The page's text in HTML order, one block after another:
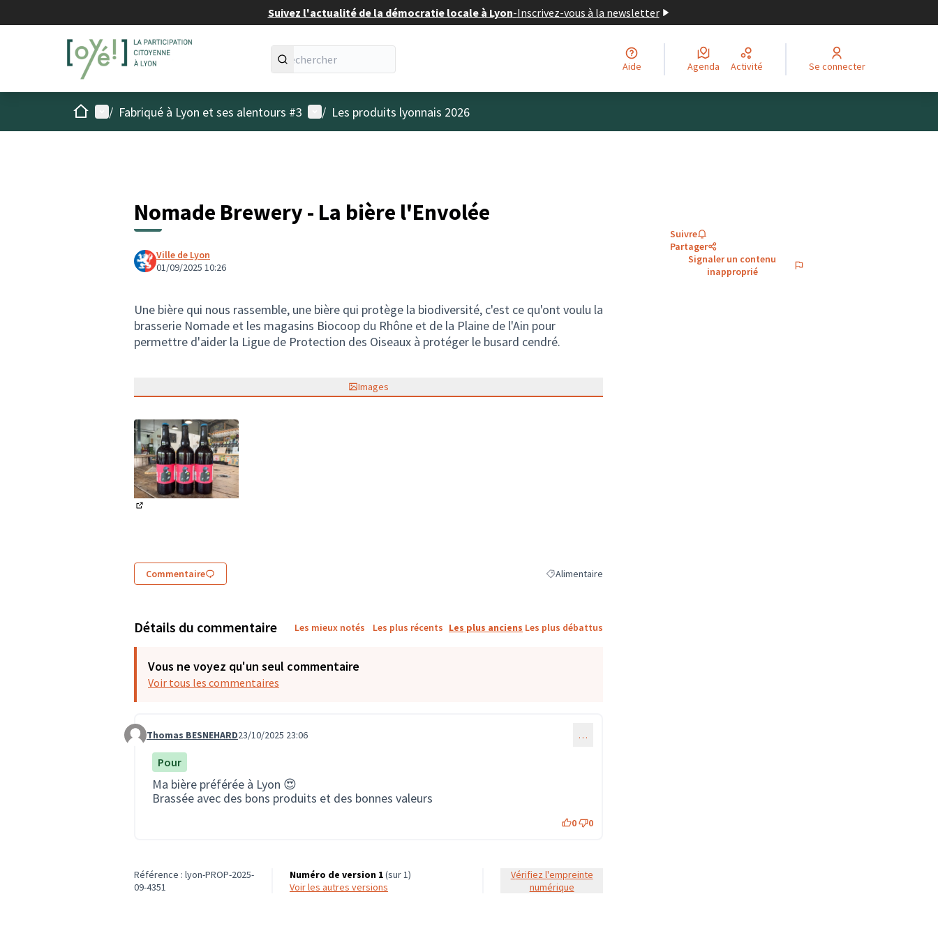
Suivez l'actualité de la démocratie locale à Lyon-Inscrivez-vous à la newsletter
Aide Agenda Activité Se connecter
AccueilMenu principal
/ Fabriqué à Lyon et ses alentours #3 Menu utilisateur
/ Les produits lyonnais 2026
Nomade Brewery - La bière l'Envolée
Ville de Lyon
01/09/2025 10:26
Une bière qui nous rassemble, une bière qui protège la biodiversité, c'est ce qu'ont voulu la
brasserie Nomade et les magasins Biocoop du Rhône et de la Plaine de l'Ain pour
permettre d'aider la Ligue de Protection des Oiseaux à protéger le busard cendré.
Images
Commentaire Filtrer les résultats de la catégorie : Alimentaire
Alimentaire
Suivre
Partager
Signaler un contenu
inapproprié
Détails du commentaire Les mieux notés Les plus récents Les plus anciens Les plus débattus
Vous ne voyez qu'un seul commentaire
Voir tous les commentaires
Commentaire 3943
Thomas BESNEHARD23/10/2025 23:06 …
Pour
Ma bière préférée à Lyon 😍
Brassée avec des bons produits et des bonnes valeurs
0 0
Référence : lyon-PROP-2025-
09-4351
Numéro de version 1(sur 1)
voir les autres versions
Vérifiez l'empreinte
numérique